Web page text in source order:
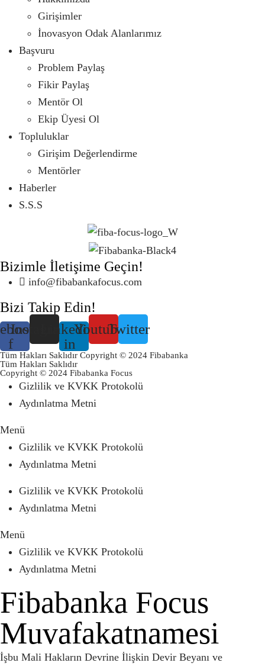
Girişimler
İnovasyon Odak Alanlarımız
Başvuru
Problem Paylaş
Fikir Paylaş
Mentör Ol
Ekip Üyesi Ol
Topluluklar
Girişim Değerlendirme
Mentörler
Haberler
S.S.S
Bizimle İletişime Geçin!
info@fibabankafocus.com
Bizi Takip Edin!
f
InstagramLinkedin-
in
YoutubeTwitter
Tüm Hakları Saklıdır Copyright © 2024 Fibabanka
Tüm Hakları Saklıdır
Copyright © 2024 Fibabanka Focus
Gizlilik ve KVKK Protokolü
Aydınlatma Metni
Menü
Gizlilik ve KVKK Protokolü
Aydınlatma Metni
Gizlilik ve KVKK Protokolü
Aydınlatma Metni
Menü
Gizlilik ve KVKK Protokolü
Aydınlatma Metni
Fibabanka Focus
Muvafakatnamesi
İşbu Mali Hakların Devrine İlişkin Devir Beyanı ve